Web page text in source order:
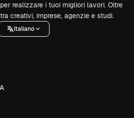
realizzare i tuoi migliori lavori. Oltre
creativi, imprese, agenzie e studi.
Italiano